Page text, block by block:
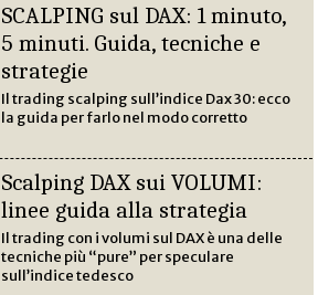
SCALPING sul DAX: 1 minuto,
5 minuti. Guida, tecniche e
strategie
Il trading scalping sull’indice Dax 30: ecco
la guida per farlo nel modo corretto
Scalping DAX sui VOLUMI:
linee guida alla strategia
Il trading con i volumi sul DAX è una delle
tecniche più “pure” per speculare
sull’indice tedesco